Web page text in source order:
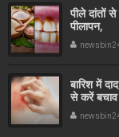
पीले दांतों
पीलापन,
बारिश में
से करें बचाव